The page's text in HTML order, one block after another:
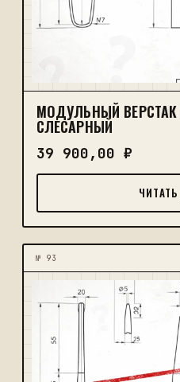
МОДУЛЬНЫЙ ВЕРСТАК
СЛЕСАРНЫЙ
39 900,00 ₽
№ 93